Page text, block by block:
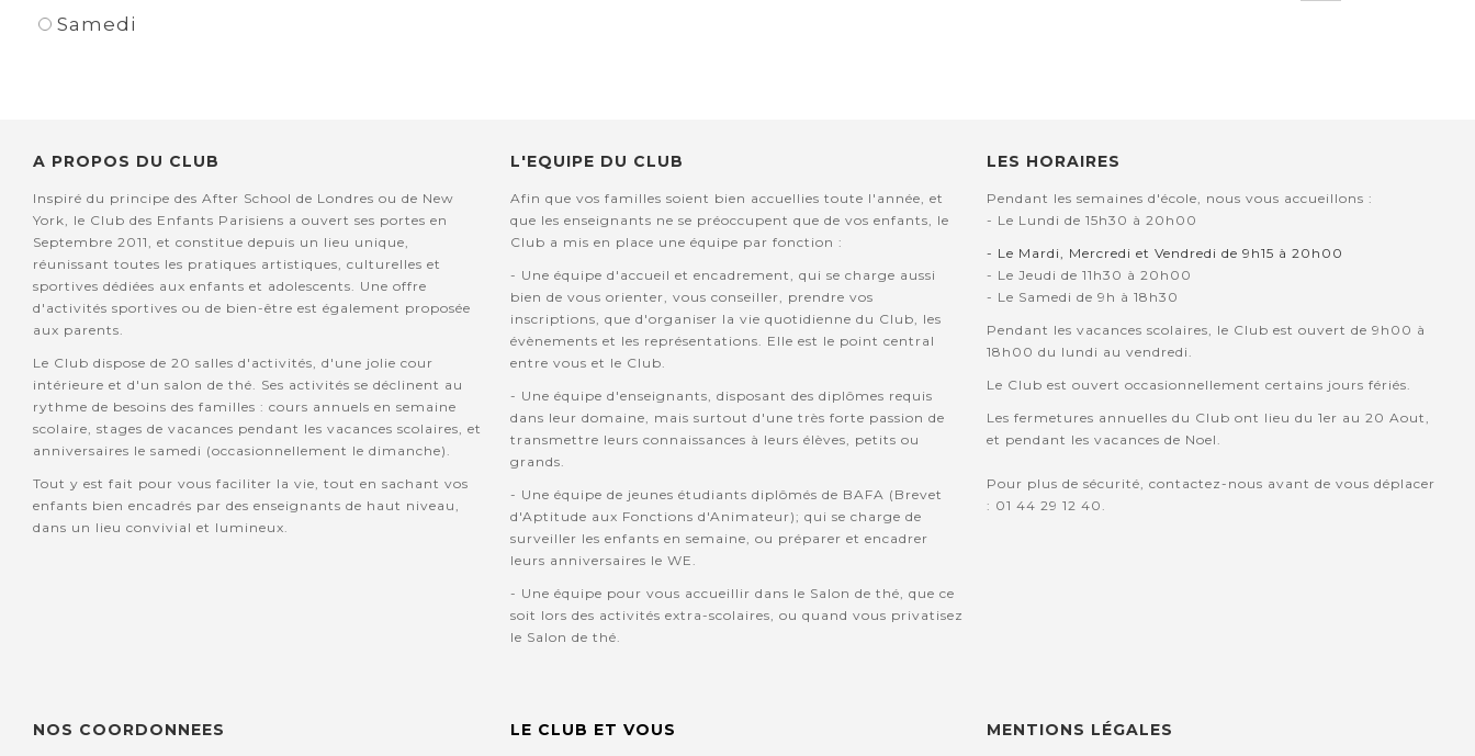
Samedi
A PROPOS DU CLUB
Inspiré du principe des After School de Londres ou de New
York, le Club des Enfants Parisiens a ouvert ses portes en
Septembre 2011, et constitue depuis un lieu unique,
réunissant toutes les pratiques artistiques, culturelles et
sportives dédiées aux enfants et adolescents. Une offre
d'activités sportives ou de bien-être est également proposée
aux parents.
Le Club dispose de 20 salles d'activités, d'une jolie cour
intérieure et d'un salon de thé. Ses activités se déclinent au
rythme de besoins des familles : cours annuels en semaine
scolaire, stages de vacances pendant les vacances scolaires, et
anniversaires le samedi (occasionnellement le dimanche).
Tout y est fait pour vous faciliter la vie, tout en sachant vos
enfants bien encadrés par des enseignants de haut niveau,
dans un lieu convivial et lumineux.
L'EQUIPE DU CLUB
Afin que vos familles soient bien accuellies toute l'année, et
que les enseignants ne se préoccupent que de vos enfants, le
Club a mis en place une équipe par fonction :
- Une équipe d'accueil et encadrement, qui se charge aussi
bien de vous orienter, vous conseiller, prendre vos
inscriptions, que d'organiser la vie quotidienne du Club, les
évènements et les représentations. Elle est le point central
entre vous et le Club.
- Une équipe d'enseignants, disposant des diplômes requis
dans leur domaine, mais surtout d'une très forte passion de
transmettre leurs connaissances à leurs élèves, petits ou
grands.
- Une équipe de jeunes étudiants diplômés de BAFA (Brevet
d'Aptitude aux Fonctions d'Animateur); qui se charge de
surveiller les enfants en semaine, ou préparer et encadrer
leurs anniversaires le WE.
- Une équipe pour vous accueillir dans le Salon de thé, que ce
soit lors des activités extra-scolaires, ou quand vous privatisez
le Salon de thé.
LES HORAIRES
Pendant les semaines d'école, nous vous accueillons :
- Le Lundi de 15h30 à 20h00
- Le Mardi, Mercredi et Vendredi de 9h15 à 20h00
- Le Jeudi de 11h30 à 20h00
- Le Samedi de 9h à 18h30
Pendant les vacances scolaires, le Club est ouvert de 9h00 à
18h00 du lundi au vendredi.
Le Club est ouvert occasionnellement certains jours fériés.
Les fermetures annuelles du Club ont lieu du 1er au 20 Aout,
et pendant les vacances de Noel.
Pour plus de sécurité, contactez-nous avant de vous déplacer
: 01 44 29 12 40.
NOS COORDONNEES LE CLUB ET VOUS MENTIONS LÉGALES